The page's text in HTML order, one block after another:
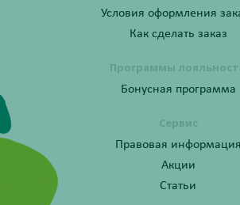
Условия оформления
Как сделать заказ
Программы
Бонусная программа
Сервис
Правовая информация
Акции
Статьи